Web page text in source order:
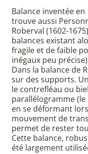
Balance inventée
trouve aussi
Roberval (1602-
balances existant
fragile et de faible
inégaux peu
Dans la balance de
sur des supports.
le contrefléau ou
parallélogramme
en se déformant
mouvement de
permet de rester
Cette balance,
été largement